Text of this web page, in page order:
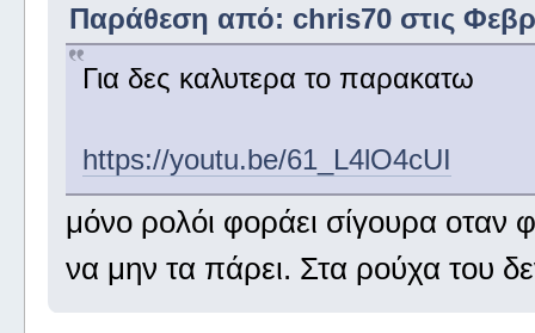
Παράθεση από: chris70 στις
Για δες καλυτερα το παρακατω
https://youtu.be/61_L4lO4cUI
μόνο ρολόι φοράει σίγουρα οταν
να μην τα πάρει. Στα ρούχα του